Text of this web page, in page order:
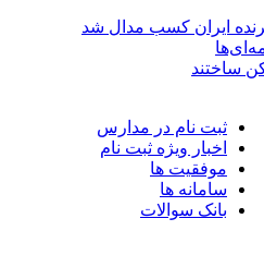
ایران کسب مدال شد
ثبت نام در مدارس
اخبار ویژه ثبت نام
موفقیت ها
سامانه ها
بانک سوالات